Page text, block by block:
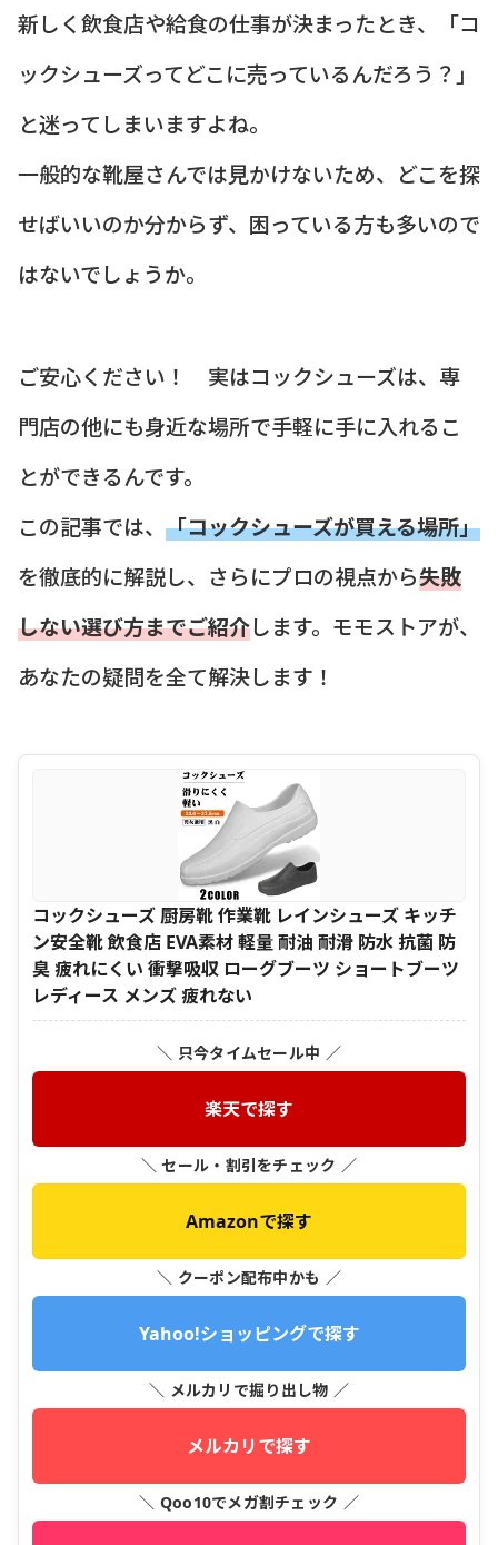
新しく飲食店や給食の仕事が決まったとき、「コ
ックシューズってどこに売っているんだろう？」
と迷ってしまいますよね。
一般的な靴屋さんでは見かけないため、どこを探
せばいいのか分からず、困っている方も多いので
はないでしょうか。
ご安心ください！ 実はコックシューズは、専
門店の他にも身近な場所で手軽に手に入れるこ
とができるんです。
この記事では、 「コックシューズが買える場所」
を徹底的に解説し、さらにプロの視点から失敗
しない選び方までご紹介します。モモストアが、
あなたの疑問を全て解決します！
コックシューズ 厨房靴 作業靴 レインシューズ キッチ
ン安全靴 飲食店 EVA素材 軽量 耐油 耐滑 防水 抗菌 防
臭 疲れにくい 衝撃吸収 ローグブーツ ショートブーツ
レディース メンズ 疲れない
＼ 只今タイムセール中 ／
楽天で探す
＼ セール・割引をチェック ／
Amazonで探す
＼ クーポン配布中かも ／
Yahoo!ショッピングで探す
＼ メルカリで掘り出し物 ／
メルカリで探す
＼ Qoo10でメガ割チェック ／